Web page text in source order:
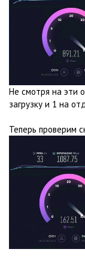
Не смотря на эти
загрузку и 1 на
Теперь проверим